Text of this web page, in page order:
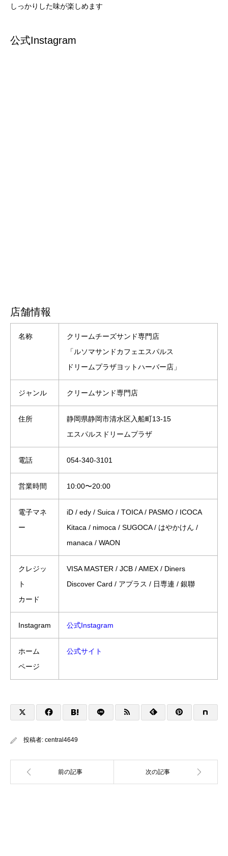
しっかりした味が楽しめます
公式Instagram
店舗情報
名称
クリームチーズサンド専門店
「ルソマサンドカフェエスパルス
ドリームプラザヨットハーバー店」
ジャンル クリームサンド専門店
住所
静岡県静岡市清水区入船町13-15
エスパルスドリームプラザ
電話 054‐340‐3101
営業時間 10:00〜20:00
電子マネ
ー
iD / edy / Suica / TOICA / PASMO / ICOCA
Kitaca / nimoca / SUGOCA / はやかけん /
manaca / WAON
クレジッ
ト
カード
VISA MASTER / JCB / AMEX / Diners
Discover Card / アプラス / 日専連 / 銀聯
Instagram 公式Instagram
ホーム
ページ
公式サイト
投稿者: central4649